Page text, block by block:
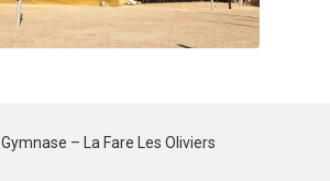
Gymnase – La Fare Les Oliviers